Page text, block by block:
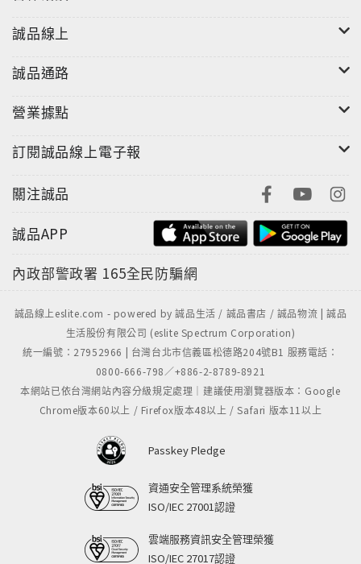
台灣文化資產，並為保存延續這塊島嶼的古老言語共盡
心力。
誠品線上
誠品通路
營業據點
訂閱誠品線上電子報
關注誠品
誠品APP
內政部警政署 165全民防騙網
誠品線上eslite.com - powered by 誠品生活 / 誠品書店 / 誠品物流 | 誠品
生活股份有限公司 (eslite Spectrum Corporation)
統一編號：27952966 | 台灣台北市信義區松德路204號B1 服務電話：
0800-666-798／+886-2-8789-8921
本網站已依台灣網站內容分級規定處理｜建議使用瀏覽器版本：Google
Chrome版本60以上 / Firefox版本48以上 / Safari 版本11以上
Passkey Pledge
資通安全管理系統榮獲
ISO/IEC 27001認證
雲端服務資訊安全管理榮獲
ISO/IEC 27017認證